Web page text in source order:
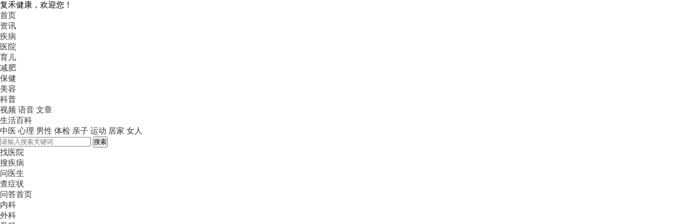
复禾健康，欢迎您！
首页
资讯
疾病
医院
育儿
减肥
保健
美容
科普
视频 语音 文章
生活百科
中医 心理 男性 体检 亲子 运动 居家 女人
搜索
找医院
搜疾病
问医生
查症状
问答首页
内科
外科